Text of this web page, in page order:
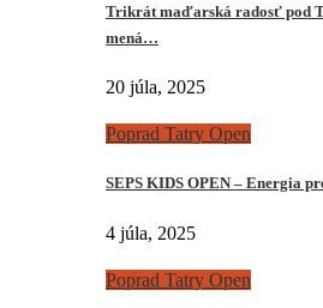
Trikrát maďarská radosť pod
mená…
20 júla, 2025
Poprad Tatry Open
SEPS KIDS OPEN – Energia
4 júla, 2025
Poprad Tatry Open